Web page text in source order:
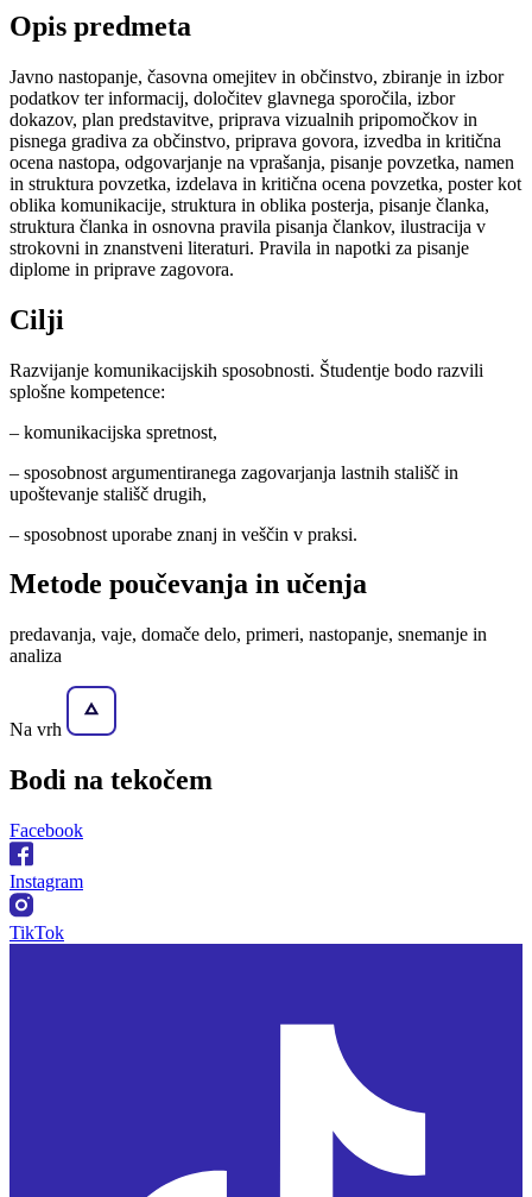
Opis predmeta
Javno nastopanje, časovna omejitev in občinstvo, zbiranje in izbor
podatkov ter informacij, določitev glavnega sporočila, izbor
dokazov, plan predstavitve, priprava vizualnih pripomočkov in
pisnega gradiva za občinstvo, priprava govora, izvedba in kritična
ocena nastopa, odgovarjanje na vprašanja, pisanje povzetka, namen
in struktura povzetka, izdelava in kritična ocena povzetka, poster kot
oblika komunikacije, struktura in oblika posterja, pisanje članka,
struktura članka in osnovna pravila pisanja člankov, ilustracija v
strokovni in znanstveni literaturi. Pravila in napotki za pisanje
diplome in priprave zagovora.
Cilji
Razvijanje komunikacijskih sposobnosti. Študentje bodo razvili
splošne kompetence:
– komunikacijska spretnost,
– sposobnost argumentiranega zagovarjanja lastnih stališč in
upoštevanje stališč drugih,
– sposobnost uporabe znanj in veščin v praksi.
Metode poučevanja in učenja
predavanja, vaje, domače delo, primeri, nastopanje, snemanje in
analiza
Na vrh
Bodi na tekočem
Facebook
Instagram
TikTok